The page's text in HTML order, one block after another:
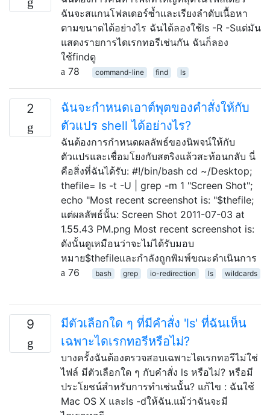
ฉันจะสแกนโฟลเดอร์ซ้ำและเรียงลำดับเนื้อหา
ตามขนาดได้อย่างไร ฉันได้ลองใช้ls -R -Sแต่มัน
แสดงรายการไดเรกทอรีเช่นกัน ฉันก็ลอง
ใช้findดู
78
command-line find ls
2
ฉันจะกำหนดเอาต์พุตของคำสั่งให้กับ
ตัวแปร shell ได้อย่างไร?
ฉันต้องการกำหนดผลลัพธ์ของนิพจน์ให้กับ
ตัวแปรและเชื่อมโยงกับสตริงแล้วสะท้อนกลับ นี่
คือสิ่งที่ฉันได้รับ: #!/bin/bash cd ~/Desktop;
thefile= ls -t -U | grep -m 1 "Screen Shot";
echo "Most recent screenshot is: "$thefile;
แต่ผลลัพธ์นั้น: Screen Shot 2011-07-03 at
1.55.43 PM.png Most recent screenshot is:
ดังนั้นดูเหมือนว่าจะไม่ได้รับมอบ
หมาย$thefileและกำลังถูกพิมพ์ขณะดำเนินการ
76
bash grep io-redirection ls wildcards
9
มีตัวเลือกใด ๆ ที่มีคำสั่ง 'ls' ที่ฉันเห็น
เฉพาะไดเรกทอรีหรือไม่?
บางครั้งฉันต้องตรวจสอบเฉพาะไดเรกทอรีไม่ใช่
ไฟล์ มีตัวเลือกใด ๆ กับคำสั่ง ls หรือไม่? หรือมี
ประโยชน์สำหรับการทำเช่นนั้น? แก้ไข : ฉันใช้
Mac OS X และls -dให้ฉัน.แม้ว่าฉันจะมี